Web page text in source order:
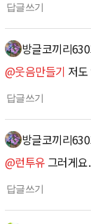
답글쓰기
방글코끼리630
@웃음만들기 저
답글쓰기
방글코끼리630
@런투유 그러게
답글쓰기